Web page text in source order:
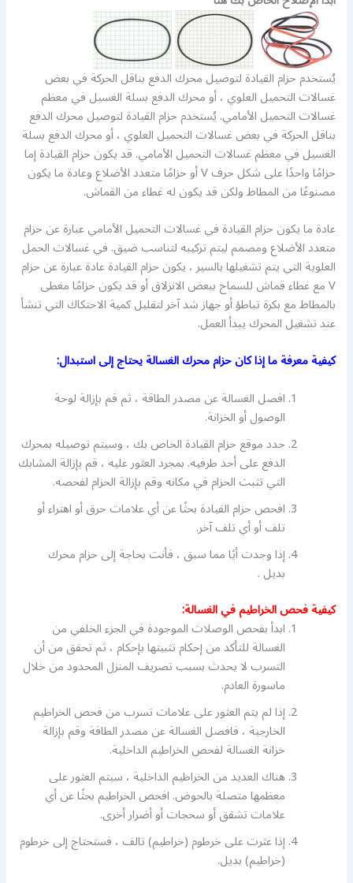
يُستخدم حزام القيادة لتوصيل محرك الدفع بناقل الحركة في بعض
غسالات التحميل العلوي ، أو محرك الدفع بسلة الغسيل في معظم
غسالات التحميل الأمامي. يُستخدم حزام القيادة لتوصيل محرك الدفع
بناقل الحركة في بعض غسالات التحميل العلوي ، أو محرك الدفع بسلة
الغسيل في معظم غسالات التحميل الأمامي. قد يكون حزام القيادة إما
حزامًا واحدًا على شكل حرف V أو حزامًا متعدد الأضلاع وعادة ما يكون
مصنوعًا من المطاط ولكن قد يكون له غطاء من القماش.
عادة ما يكون حزام القيادة في غسالات التحميل الأمامي عبارة عن حزام
متعدد الأضلاع ومصمم ليتم تركيبه لتناسب ضيق. في غسالات الحمل
العلوية التي يتم تشغيلها بالسير ، يكون حزام القيادة عادة عبارة عن حزام
V مع غطاء قماش للسماح ببعض الانزلاق أو قد يكون حزامًا مغطى
بالمطاط مع بكرة تباطؤ أو جهاز شد آخر لتقليل كمية الاحتكاك التي تنشأ
عند تشغيل المحرك يبدأ العمل.
كيفية معرفة ما إذا كان حزام محرك الغسالة يحتاج إلى استبدال:
افصل الغسالة عن مصدر الطاقة ، ثم قم بإزالة لوحة
الوصول أو الخزانة.
حدد موقع حزام القيادة الخاص بك ، وسيتم توصيله بمحرك
الدفع على أحد طرفيه. بمجرد العثور عليه ، قم بإزالة المشابك
التي تثبت الحزام في مكانه وقم بإزالة الحزام لفحصه.
افحص حزام القيادة بحثًا عن أي علامات حرق أو اهتراء أو
تلف أو أي تلف آخر.
إذا وجدت أيًا مما سبق ، فأنت بحاجة إلى حزام محرك
بديل .
كيفية فحص الخراطيم في الغسالة:
ابدأ بفحص الوصلات الموجودة في الجزء الخلفي من
الغسالة للتأكد من إحكام تثبيتها بإحكام ، ثم تحقق من أن
التسرب لا يحدث بسبب تصريف المنزل المحدود من خلال
ماسورة العادم.
إذا لم يتم العثور على علامات تسرب من فحص الخراطيم
الخارجية ، فافصل الغسالة عن مصدر الطاقة وقم بإزالة
خزانة الغسالة لفحص الخراطيم الداخلية.
هناك العديد من الخراطيم الداخلية ، سيتم العثور على
معظمها متصلة بالحوض. افحص الخراطيم بحثًا عن أي
علامات تشقق أو سحجات أو أضرار أخرى.
إذا عثرت على خرطوم (خراطيم) تالف ، فستحتاج إلى خرطوم
(خراطيم) بديل.